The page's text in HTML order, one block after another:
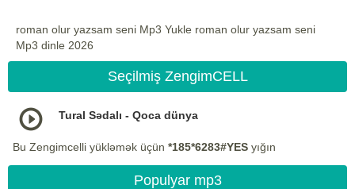
roman olur yazsam seni Mp3 Yukle roman olur yazsam seni
Mp3 dinle 2026
Seçilmiş ZengimCELL
Tural Sədalı - Qoca dünya
Bu Zengimcelli yükləmək üçün *185*6283#YES yığın
Populyar mp3